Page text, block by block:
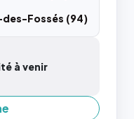
Fossés (94)
à venir